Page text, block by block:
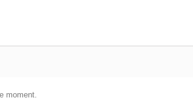
moment.